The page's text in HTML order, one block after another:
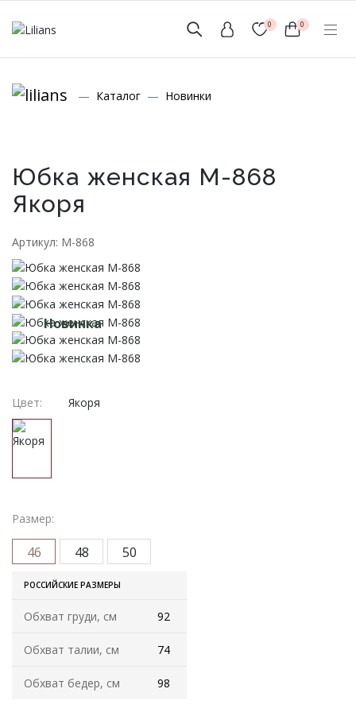
0 0
+7 (999) 156-56-43
Новинки
Мужской Ассортимент
Детcкий трикотаж
Женская одежда
Халаты
Домашняя одежда
Женские спортивные костюмы
Жакеты женские
Комплекты женские повседневные
Каталог Новинки
Юбка женская М-868
Якоря
Артикул: М-868
Новинка
Цвет: Якоря
Размер:
46
РОССИЙСКИЕ РАЗМЕРЫ
Обхват груди, см 92
Обхват талии, см 74
Обхват бедер, см 98
48 50